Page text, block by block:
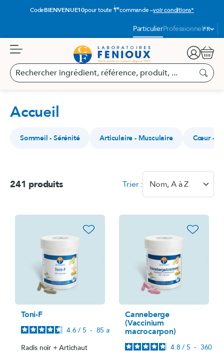
CodeBIENVENUE10pour toute 1èrecommande –voir conditions*
ParticulierProfessionnel
Langue
:FR
Rechercher
ingrédient,
...
Panier
Accueil
Sommeil - Sérénité Articulaire - Musculaire Cœur -
241 produits Trier : Nom, A à Z
favorite_border
Toni-F
4.6 / 5 - 85avis
Radis noir + Artichaut
favorite_border
Canneberge
(Vaccinium
macrocarpon)
4.8 / 5 - 360